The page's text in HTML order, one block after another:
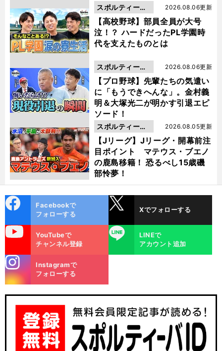
【高校野球】部員全員が大号
泣！？ ハードだったPL学園時
代を支えたものとは
2026.08.06更新
スポルティーバ
動画
【プロ野球】先輩たちの気遣い
に「もうできへんな」。金村義
明＆大塚光二が明かす引退エピ
ソード！
2026.08.06更新
スポルティーバ
動画
【Jリーグ】Jリーグ・開幕前注
目ポイント マテウス・ブエノ
の鹿島移籍！ 恐るべし15歳磯
部怜夢！
2026.08.05更新
スポルティーバ
動画
ok
Facebookで
フォローする
Xでフォローする
YouTubeで
チャンネル登録
LINE
LINEで
アカウント追加
m
Instagramで
フォローする